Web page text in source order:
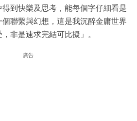
到快樂及思考，能每個字仔細看是
聯繫與幻想，這是我沉醉金庸世界
非是速求完結可比擬」。
廣告